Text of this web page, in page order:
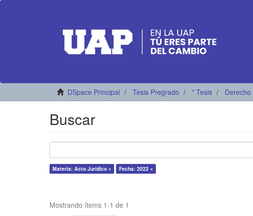
DSpace Principal Tesis Pregrado * Tesis Derecho
Buscar
Materia: Acto Jurídico × Fecha: 2022 ×
Mostrando ítems 1-1 de 1